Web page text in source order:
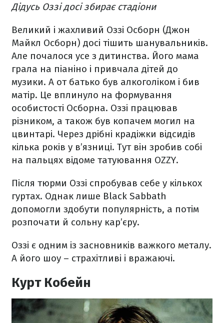
Дідусь Оззі досі збирає стадіони
Великий і жахливий Оззі Осборн (Джон
Майкл Осборн) досі тішить шанувальників.
Але почалося усе з дитинства. Його мама
грала на піаніно і привчала дітей до
музики. А от батько був алкоголіком і бив
матір. Це вплинуло на формування
особистості Осборна. Оззі працював
різником, а також був копачем могил на
цвинтарі. Через дрібні крадіжки відсидів
кілька років у в’язниці. Тут він зробив собі
на пальцях відоме татуювання OZZY.
Після тюрми Оззі спробував себе у кількох
гуртах. Однак лише Black Sabbath
допомогли здобути популярність, а потім
розпочати й сольну кар’єру.
Оззі є одним із засновників важкого металу.
А його шоу – страхітливі і вражаючі.
Курт Кобейн